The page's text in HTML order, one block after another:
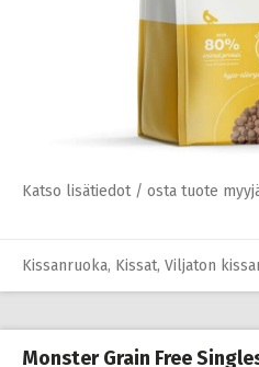
Katso lisätiedot / osta tuote
Kissanruoka, Kissat, Viljaton
Monster Grain Free